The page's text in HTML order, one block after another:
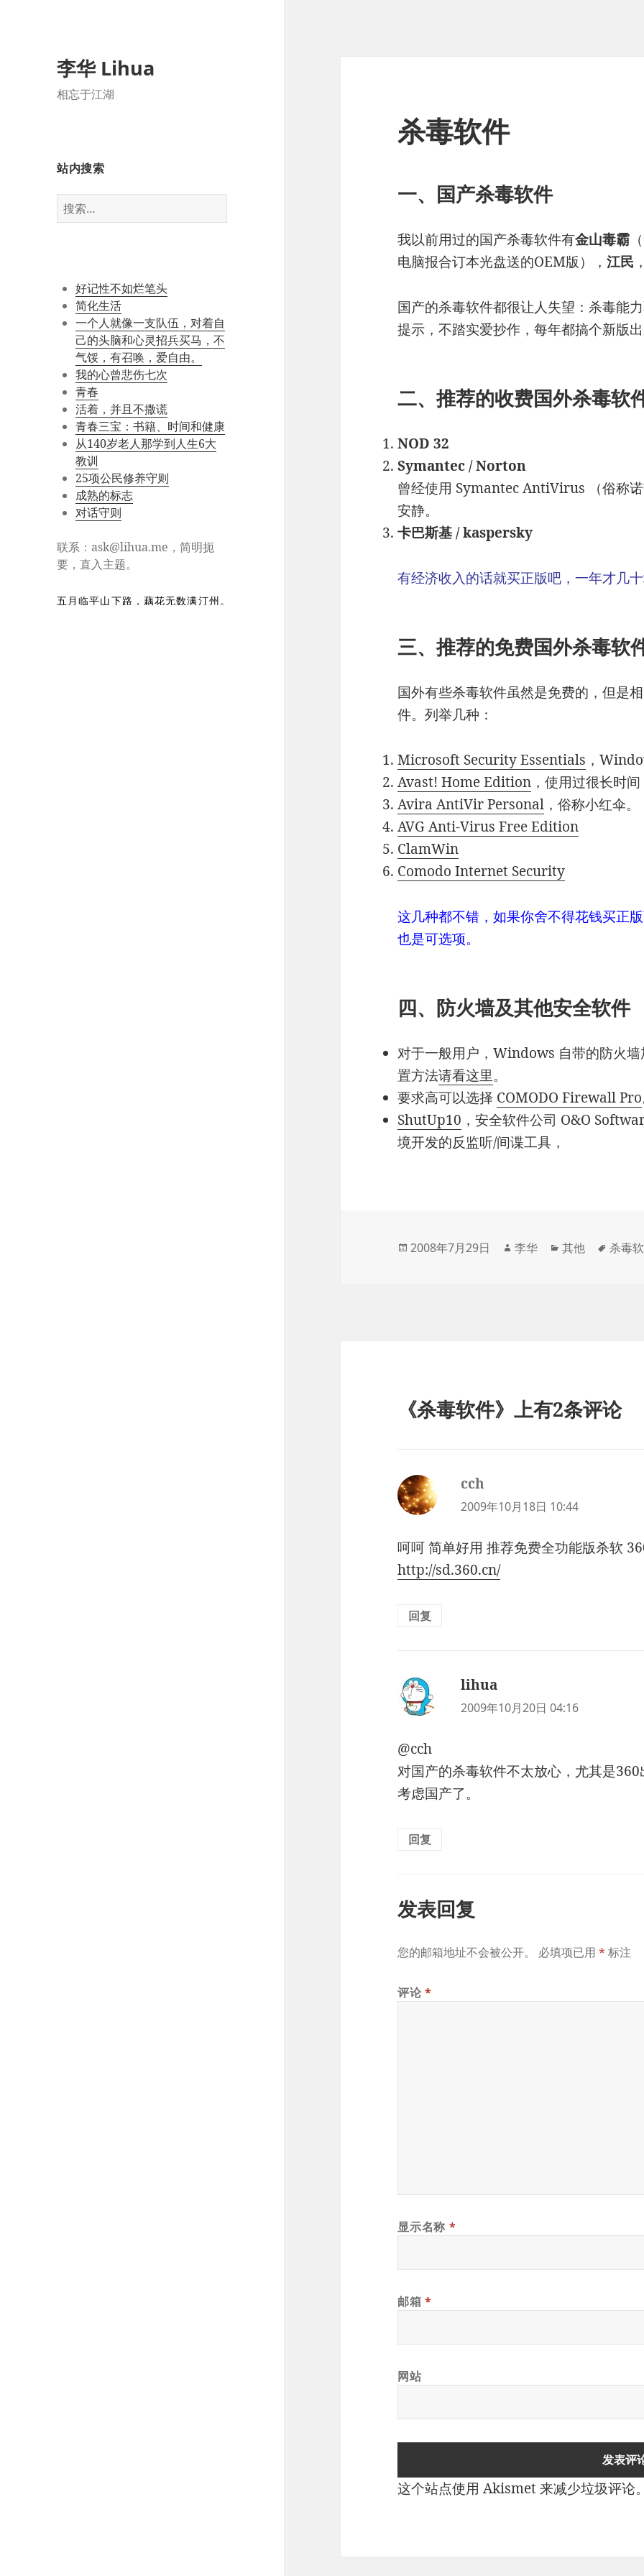
李华 Lihua
相忘于江湖
站内搜索
搜
索：
好记性不如烂笔头
简化生活
一个人就像一支队伍，对着自
己的头脑和心灵招兵买马，不
气馁，有召唤，爱自由。
我的心曾悲伤七次
青春
活着，并且不撒谎
青春三宝：书籍、时间和健康
从140岁老人那学到人生6大
教训
25项公民修养守则
成熟的标志
对话守则
联系： ask@lihua.me ，简明扼
要，直入主题。
杀毒软件
一、国产杀毒软件
我以前用过的国产杀毒软件有金山毒霸
电脑报合订本光盘送的OEM版），江民
国产的杀毒软件都很让人失望：杀毒能
提示，不踏实爱抄作，每年都搞个新版
二、推荐的收费国外杀毒软
NOD 32
Symantec / Norton
曾经使用 Symantec AntiVirus （俗称
安静。
卡巴斯基 / kaspersky
有经济收入的话就买正版吧，一年才几
三、推荐的免费国外杀毒软
国外有些杀毒软件虽然是免费的，但是
件。列举几种：
Microsoft Security Essentials ，
Avast! Home Edition ，使用过很长时
Avira AntiVir Personal ，俗称小红伞。
AVG Anti-Virus Free Edition
ClamWin
Comodo Internet Security
这几种都不错，如果你舍不得花钱买正
也是可选项。
四、防火墙及其他安全软件
对于一般用户，Windows 自带的防火
置方法请看这里。
要求高可以选择 COMODO Firewall Pro
ShutUp10 ，安全软件公司 O&O
境开发的反监听/间谍工具，
发
2008年7月29日
作
李华
分
其他
标
杀毒
《杀毒软件》上有2条评论
cch
道：
2009年10月18日 10:44
呵呵 简单好用 推荐免费全功能版杀软
http://sd.360.cn/
回复
lihua
道：
2009年10月20日 04:16
@cch
对国产的杀毒软件不太放心，尤其是
考虑国产了。
回复
发表回复
您的邮箱地址不会被公开。 必填项已用* 标注
评论*
显示名称 *
邮箱*
网站
这个站点使用 Akismet 来减少垃圾评论